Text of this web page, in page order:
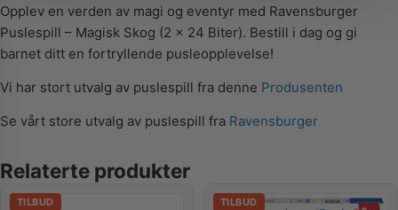
Opplev en verden av magi og eventyr med Ravensburger
Puslespill – Magisk Skog (2 x 24 Biter). Bestill i dag og gi
barnet ditt en fortryllende pusleopplevelse!
Vi har stort utvalg av puslespill fra denne Produsenten
Se vårt store utvalg av puslespill fra Ravensburger
Relaterte produkter
TILBUD TILBUD